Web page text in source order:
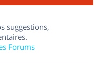
suggestions,
Forums